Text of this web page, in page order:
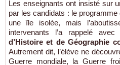
Les enseignants ont insisté sur
par les candidats : le
une île isolée, mais
intervenants l’a rappelé
d’Histoire et de Géographie
Autrement dit, l’élève ne
Guerre mondiale, la Guerre